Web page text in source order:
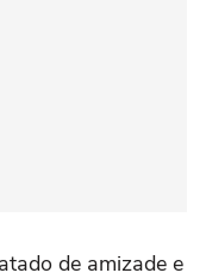
de amizade e